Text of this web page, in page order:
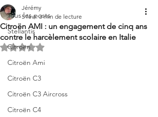
Tous les posts
Stellantis
Citroën
Citroën Ami
Citroën C3
Citroën C3 Aircross
Citroën C4
Citroën AMI : un engagement de cinq ans
contre le harcèlement scolaire en Italie
Jérémy
5 févr. 3 min de lecture
Noté NaN étoiles sur 5.